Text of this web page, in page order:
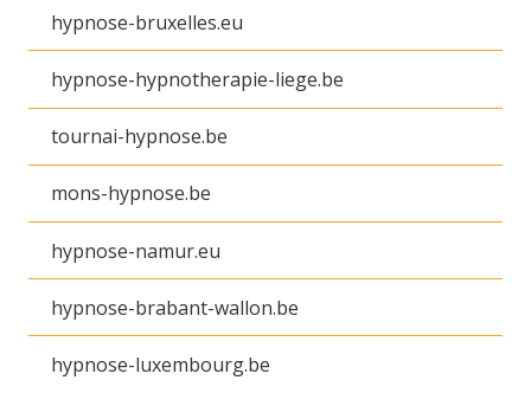
hypnose-bruxelles.eu
hypnose-hypnotherapie-liege.be
tournai-hypnose.be
mons-hypnose.be
hypnose-namur.eu
hypnose-brabant-wallon.be
hypnose-luxembourg.be